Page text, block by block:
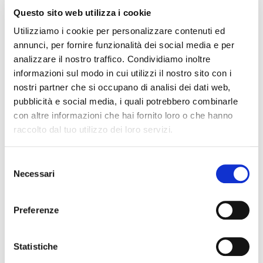
Questo sito web utilizza i cookie
Utilizziamo i cookie per personalizzare contenuti ed
annunci, per fornire funzionalità dei social media e per
analizzare il nostro traffico. Condividiamo inoltre
informazioni sul modo in cui utilizzi il nostro sito con i
nostri partner che si occupano di analisi dei dati web,
pubblicità e social media, i quali potrebbero combinarle
con altre informazioni che hai fornito loro o che hanno
raccolto dal tuo utilizzo dei loro servizi.
delNecessari
Preferenze
Statistiche
laboratorio nel nuovo ecosistema digitale
della sanità”, tenutosi il 16 dicembre 2025.
Durante l’incontro sono stati affrontati temi
come il quadro normativo e i requisiti
tecnici del FSE 2.0, le modalità con cui
AlchymiA®, il Laboratory Information
System di Maps Healthcare, consente di
esporre i dati in modo conforme e sicuro, e
Il laboratorio al centro del
Un modello di integrazione ben progettato